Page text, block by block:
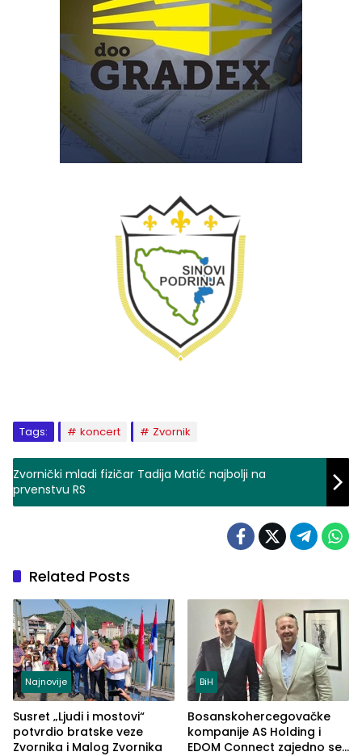
Tags: koncert Zvornik
Zvornički mladi fizičar Tadija Matić najbolji na
prvenstvu RS
Related Posts
Najnovije
Susret „Ljudi i mostovi“
potvrdio bratske veze
Zvornika i Malog Zvornika
BiH
Bosanskohercegovačke
kompanije AS Holding i
EDOM Connect zajedno se